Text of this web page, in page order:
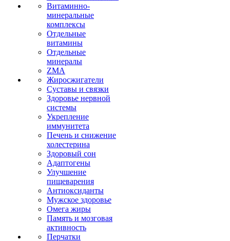
Витаминно-
минеральные
комплексы
Отдельные
витамины
Отдельные
минералы
ZMA
Жиросжигатели
Суставы и связки
Здоровье нервной
системы
Укрепление
иммунитета
Печень и снижение
холестерина
Здоровый сон
Адаптогены
Улучшение
пищеварения
Антиоксиданты
Мужское здоровье
Омега жиры
Память и мозговая
активность
Перчатки